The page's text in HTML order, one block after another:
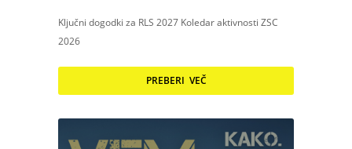
Ključni dogodki za RLS 2027 Koledar aktivnosti ZSC
2026
PREBERI VEČ